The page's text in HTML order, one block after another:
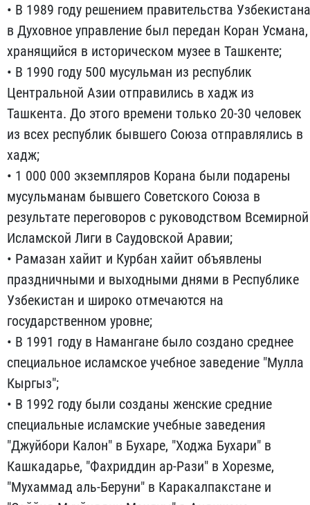
• В 1989 году решением правительства Узбекистана
в Духовное управление был передан Коран Усмана,
хранящийся в историческом музее в Ташкенте;
• В 1990 году 500 мусульман из республик
Центральной Азии отправились в хадж из
Ташкента. До этого времени только 20-30 человек
из всех республик бывшего Союза отправлялись в
хадж;
• 1 000 000 экземпляров Корана были подарены
мусульманам бывшего Советского Союза в
результате переговоров с руководством Всемирной
Исламской Лиги в Саудовской Аравии;
• Рамазан хайит и Курбан хайит объявлены
праздничными и выходными днями в Республике
Узбекистан и широко отмечаются на
государственном уровне;
• В 1991 году в Намангане было создано среднее
специальное исламское учебное заведение "Мулла
Кыргыз";
• В 1992 году были созданы женские средние
специальные исламские учебные заведения
"Джуйбори Калон" в Бухаре, "Ходжа Бухари" в
Кашкадарье, "Фахриддин ар-Рази" в Хорезме,
"Мухаммад аль-Беруни" в Каракалпакстане и